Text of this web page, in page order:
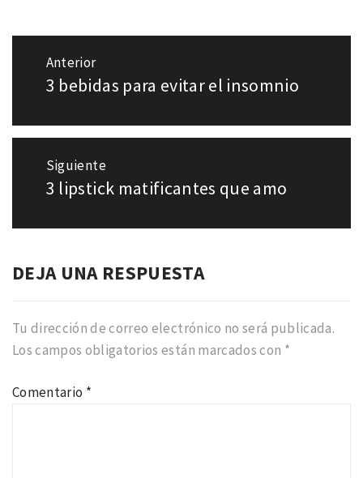
Navegación
Anterior
Entrada
3 bebidas para evitar el insomnio
Siguiente
Entrada
3 lipstick matificantes que amo
DEJA UNA RESPUESTA
Tu dirección de correo electrónico no será publicada.
Los campos obligatorios están marcados con *
Comentario *